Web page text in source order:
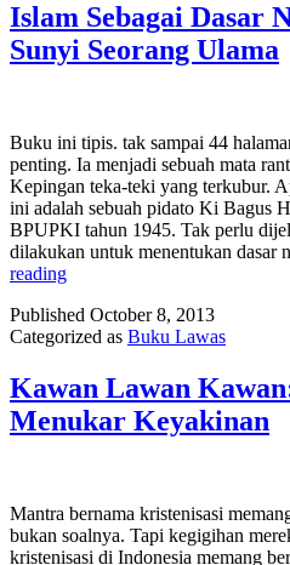
Islam Sebagai Dasar
Sunyi Seorang Ulama
Buku ini tipis. tak sampai 44
penting. Ia menjadi sebuah mata
Kepingan teka-teki yang terkubur.
ini adalah sebuah pidato Ki Bagus
BPUPKI tahun 1945. Tak perlu
dilakukan untuk menentukan dasar
readingIslam
Dasar
Negara
Seruan
Sunyi
Seorang
Published October 8, 2013
Categorized as Buku Lawas
Kawan Lawan
Menukar Keyakinan
Mantra bernama kristenisasi
bukan soalnya. Tapi kegigihan
kristenisasi di Indonesia memang